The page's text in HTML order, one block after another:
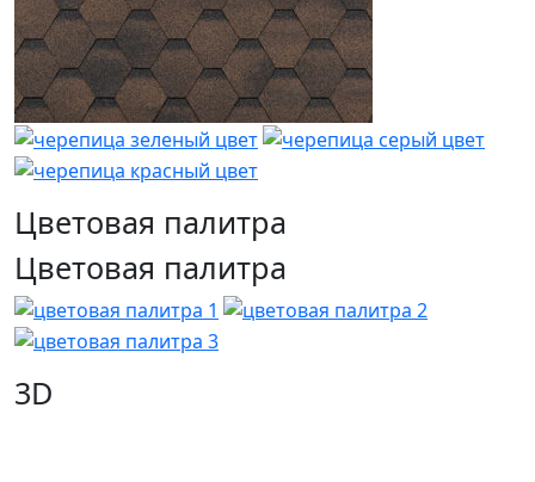
Цветовая палитра
Цветовая палитра
3D